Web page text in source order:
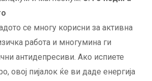
се многу корисни за активна
работа и многумина ги
антидепресиви. Ако испиете
овој пијалок ќе ви даде енергија